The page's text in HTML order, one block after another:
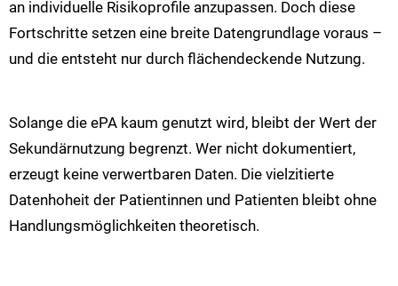
an individuelle Risikoprofile anzupassen. Doch diese
Fortschritte setzen eine breite Datengrundlage voraus –
und die entsteht nur durch flächendeckende Nutzung.
Solange die ePA kaum genutzt wird, bleibt der Wert der
Sekundärnutzung begrenzt. Wer nicht dokumentiert,
erzeugt keine verwertbaren Daten. Die vielzitierte
Datenhoheit der Patientinnen und Patienten bleibt ohne
Handlungsmöglichkeiten theoretisch.